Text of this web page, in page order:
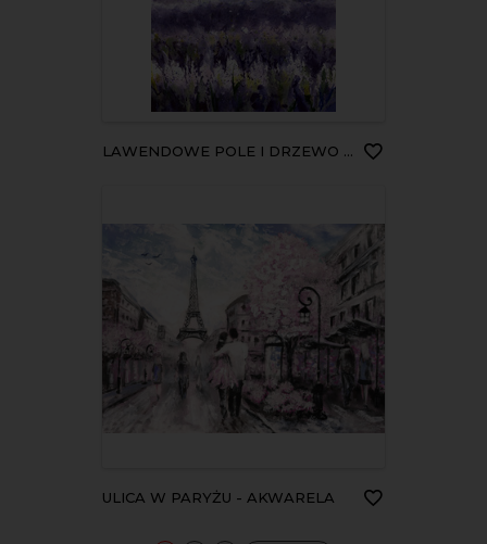
LAWENDOWE POLE I DRZEWO AKWARELA
ULICA W PARYŻU - AKWARELA